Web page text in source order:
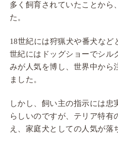
多く飼育されていたことから
た。
18世紀には狩猟犬や番犬など
世紀にはドッグショーでシル
みが人気を博し、世界中から
ました。
しかし、飼い主の指示には忠
らしいのですが、テリア特有
え、家庭犬としての人気が落